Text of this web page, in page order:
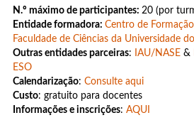
N.º máximo de participantes: 20 (por
Entidade formadora:Centro de
Faculdade de Ciências da Universidade
Outras entidades parceiras: IAU/NASE &
ESO
Calendarização:Consulte aqui
Custo: gratuito para docentes
Informações e inscrições:AQUI